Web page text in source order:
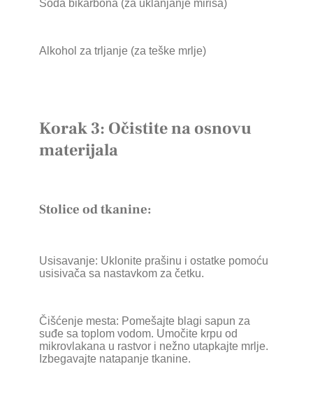
Soda bikarbona (za uklanjanje mirisa)
Alkohol za trljanje (za teške mrlje)
Korak 3: Očistite na osnovu
materijala
Stolice od tkanine:
Usisavanje: Uklonite prašinu i ostatke pomoću
usisivača sa nastavkom za četku.
Čišćenje mesta: Pomešajte blagi sapun za
suđe sa toplom vodom. Umočite krpu od
mikrovlakana u rastvor i nežno utapkajte mrlje.
Izbegavajte natapanje tkanine.